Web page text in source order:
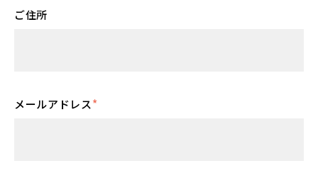
ご住所
メールアドレス*